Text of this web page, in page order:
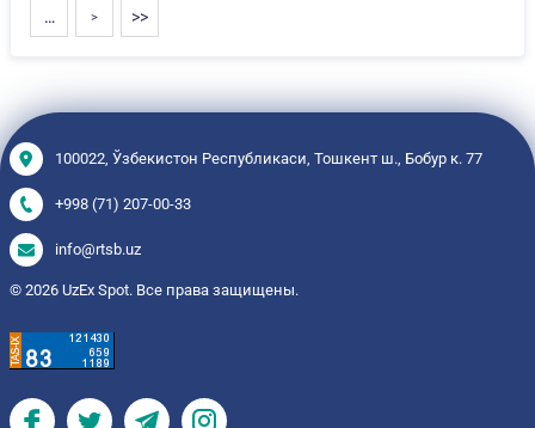
… > >>
100022, Ўзбекистон Республикаси, Тошкент ш., Бобур к. 77
+998 (71) 207-00-33
info@rtsb.uz
© 2026 UzEx Spot. Все права защищены.